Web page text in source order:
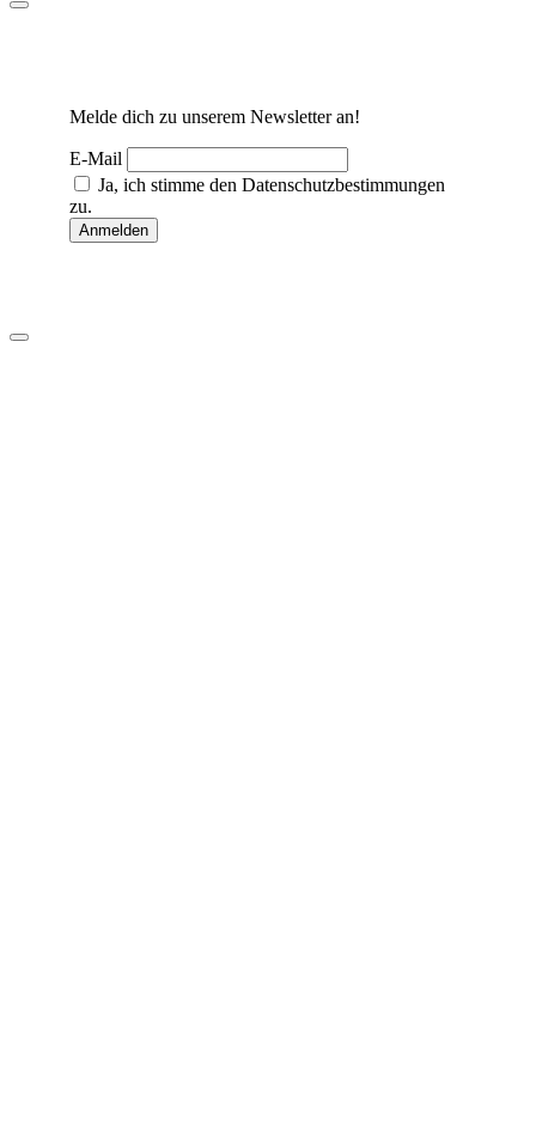
Melde dich zu unserem Newsletter an!
E-Mail
Ja, ich stimme den Datenschutzbestimmungen
zu.
Anmelden